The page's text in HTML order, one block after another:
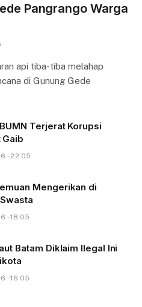
Pangrango Warga
api tiba-tiba melahap
di Gunung Gede
Terjerat Korupsi
Gaib
- 22.05
Mengerikan di
- 18.05
Batam Diklaim Ilegal Ini
- 16.05